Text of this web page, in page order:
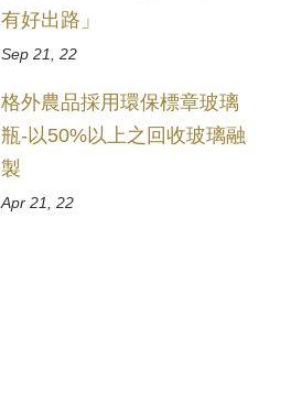
有好出路」
Sep 21, 22
格外農品採用環保標章玻璃
瓶-以50%以上之回收玻璃融
製
Apr 21, 22